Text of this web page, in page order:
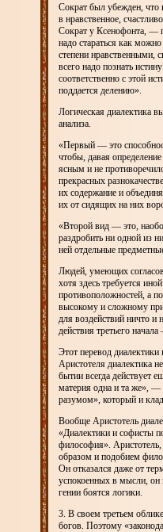
Сократ был убежден, что
в нравственное,
Сократ у Ксенофонта, —
надо стараться как
степени нравственными,
всего надо познать
соответственно с этой
поддается делению».
Логическая диалектика
анализа.
«Первый — это
чтобы, давая
ясным и не
прекрасных
их содержание и
их от сидящих на них
«Второй вид — это,
раздробить ни одной из
ней отдельные
Людей, умеющих
хотя здесь требуется
противоположностей, а
высокому и сложному
для воздействий ничто и
действия третьего
Этот перевод
Аристотеля диалектика
бытии всегда действует
материя одна и та же»,
разумом», который и
Вообще Аристотель
«Диалектики и софисты
философия». Аристотель,
образом и подобием
Он отказался даже от
успокоенных в мысли, он
гении боятся логики.
3. В своем третьем
богов. Поэтому